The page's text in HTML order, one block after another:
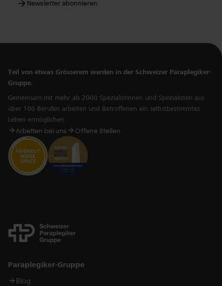
Newsletter abonnieren
Teil von etwas Grösserem werden in der Schweizer Paraplegiker-
Gruppe.
Gemeinsam mit mehr als 2000 Spezialistinnen und Spezialisten aus
über 100 Berufen arbeiten und Betroffenen ein selbstbestimmtes
Leben ermöglichen.
Arbeiten bei uns Offene Stellen
Links
Paraplegiker-Gruppe
Blog